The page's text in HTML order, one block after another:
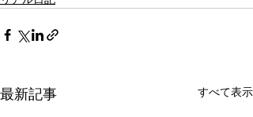
最新記事 すべて表示